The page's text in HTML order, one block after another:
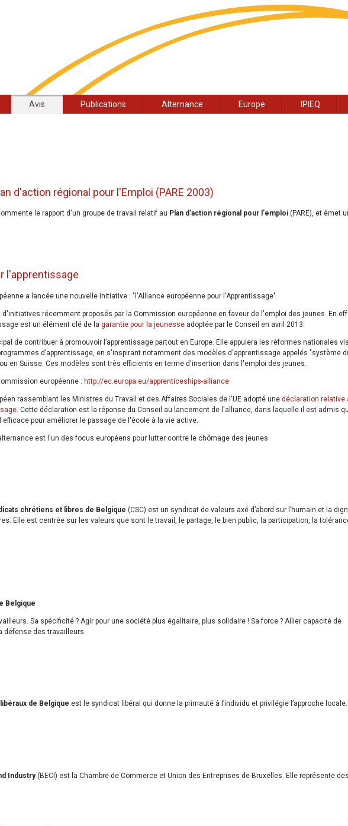
Avis Publications Alternance Europe IPIEQ
d'action régional pour l'Emploi (PARE 2003)
le rapport d'un groupe de travail relatif au Plan d'action régional pour l'emploi (PARE), et émet
l'apprentissage
a lancée une nouvelle initiative : "l'Alliance européenne pour l'Apprentissage".
récemment proposés par la Commission européenne en faveur de l'emploi des jeunes. En
est un élément clé de la garantie pour la jeunesse adoptée par le Conseil en avril 2013.
de contribuer à promouvoir l’apprentissage partout en Europe. Elle appuiera les réformes nationales
d’apprentissage, en s'inspirant notamment des modèles d'apprentissage appelés "système
en Suisse. Ces modèles sont très efficients en terme d'insertion dans l'emploi des jeunes.
européenne : http://ec.europa.eu/apprenticeships-alliance
rassemblant les Ministres du Travail et des Affaires Sociales de l'UE adopté une déclaration relative
. Cette déclaration est la réponse du Conseil au lancement de l'alliance, dans laquelle il est admis
pour améliorer le passage de l'école à la vie active.
est l'un des focus européens pour lutter contre le chômage des jeunes.
chrétiens et libres de Belgique (CSC) est un syndicat de valeurs axé d’abord sur l’humain et la
Elle est centrée sur les valeurs que sont le travail, le partage, le bien public, la participation, la
Belgique
Sa spécificité ? Agir pour une société plus égalitaire, plus solidaire ! Sa force ? Allier capacité de
des travailleurs.
de Belgique est le syndicat libéral qui donne la primauté à l’individu et privilégie l’approche locale.
Industry(BECI) est la Chambre de Commerce et Union des Entreprises de Bruxelles. Elle représente